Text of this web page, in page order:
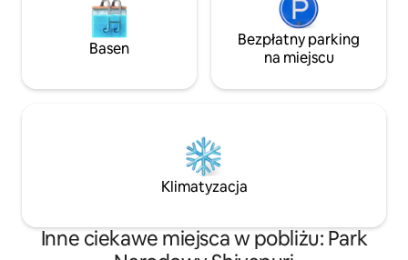
Basen
Bezpłatny parking
na miejscu
Klimatyzacja
Inne ciekawe miejsca w pobliżu: Park